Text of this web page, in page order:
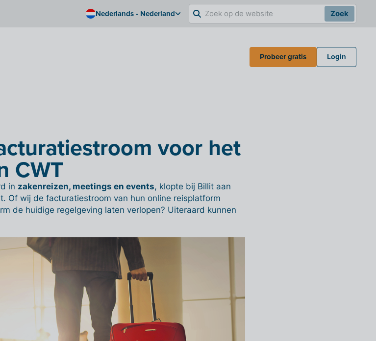
Nederlands - Nederland Zoek
Probeer gratis Login
voor het
CWT
in zakenreizen, meetings en events, klopte bij Billit aan
Of wij de facturatiestroom van hun online reisplatform
de huidige regelgeving laten verlopen? Uiteraard kunnen